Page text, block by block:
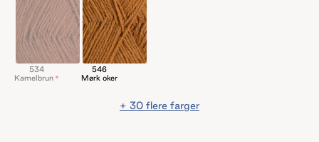
534
Kamelbrun
546
Mørk oker
+ 30 flere farger